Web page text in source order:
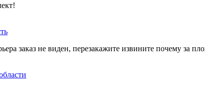
заказ не виден, перезакажите извините почему за